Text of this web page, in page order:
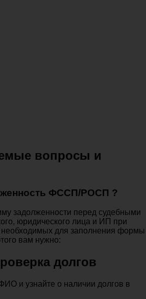
вопросы и
ФССП/РОСП ?
задолженности перед судебными
юридического лица и ИП при
для заполнения формы
вам нужно:
долгов
и узнайте о наличии долгов в